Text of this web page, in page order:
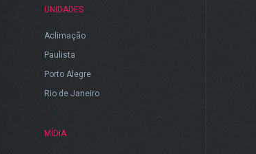
UNIDADES
Aclimação
Paulista
Porto Alegre
Rio de Janeiro
MÍDIA